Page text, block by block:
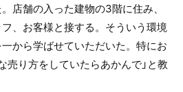
店舗の入った建物の3階に住み、
、お客様と接する。そういう環境
から学ばせていただいた。特にお
売り方をしていたらあかんで」と教